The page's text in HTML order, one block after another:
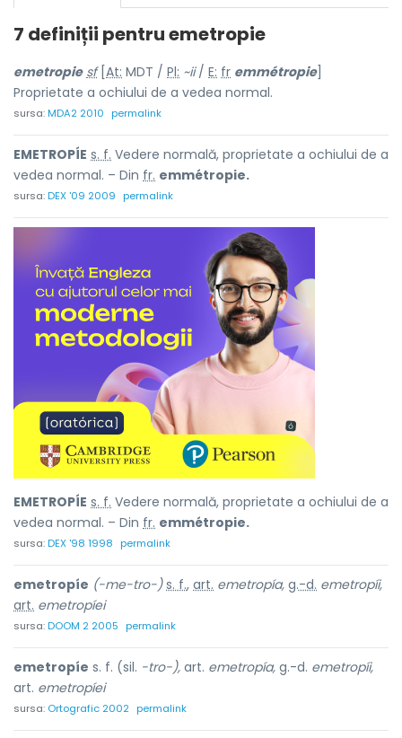
7 definiții pentruemetropie
emetropie sf[ At: MDT / Pl: ~ii/ E: fr emmétropie]
Proprietate a ochiului de a vedea normal.
sursa:MDA2 2010 permalink
EMETROPÍE s. f. Vedere normală, proprietate a ochiului de a
vedea normal. – Din fr. emmétropie.
sursa:DEX '09 2009 permalink
EMETROPÍE s. f. Vedere normală, proprietate a ochiului de a
vedea normal. – Din fr. emmétropie.
sursa:DEX '98 1998 permalink
emetropíe (-me-tro-) s. f., art. emetropía, g.-d. emetropíi,
art. emetropíei
sursa:DOOM 2 2005 permalink
emetropíe s. f. (sil. -tro-), art. emetropía, g.-d. emetropíi,
art. emetropíei
sursa: Ortografic 2002 permalink